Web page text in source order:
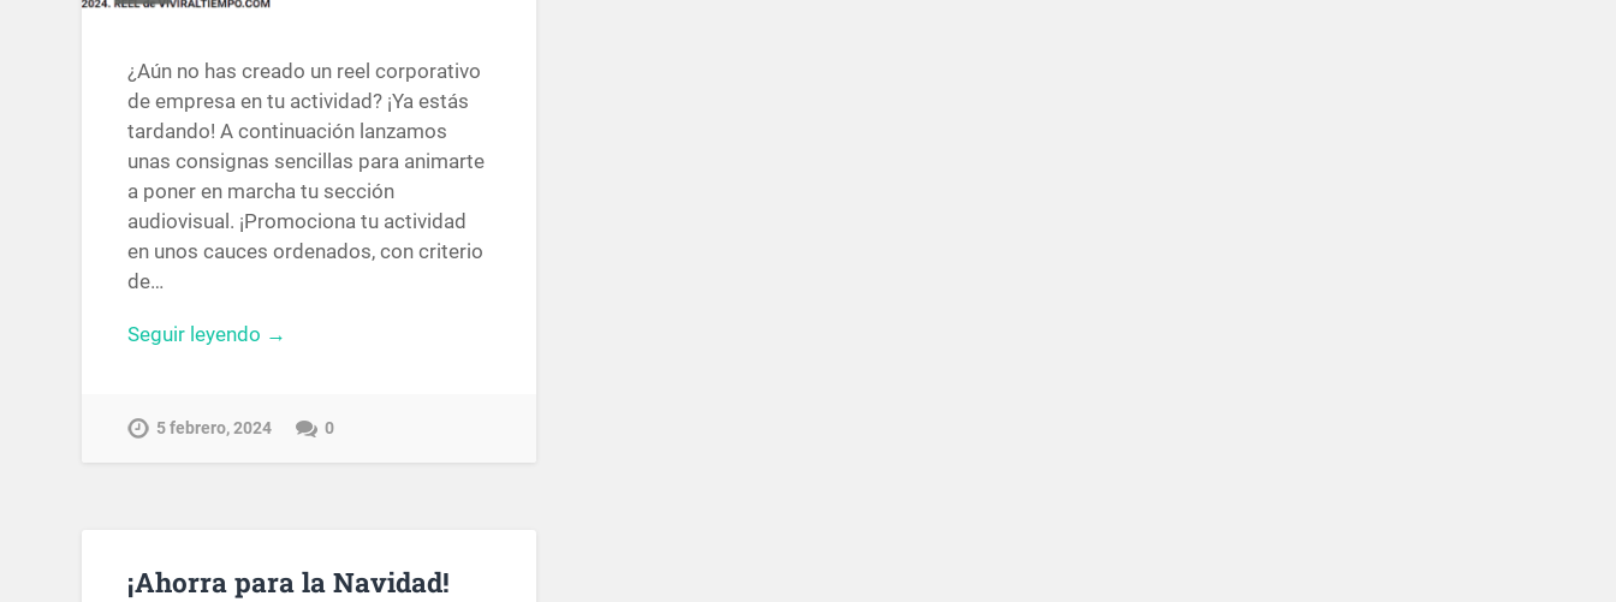
¿Aún no has creado un reel corporativo
de empresa en tu actividad? ¡Ya estás
tardando! A continuación lanzamos
unas consignas sencillas para animarte
a poner en marcha tu sección
audiovisual. ¡Promociona tu actividad
en unos cauces ordenados, con criterio
de…
Seguir leyendo →
5 febrero, 2024 0
¡Ahorra para la Navidad!